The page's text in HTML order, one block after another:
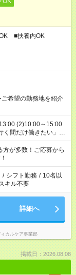
■扶養内OK
希望の勤務地を紹介
前中は働いて、午後
希望を教えてくださ
で週40時間を超える
方が多数！ご応募から
/ シフト勤務 / 10名以
キル不要
詳細へ
カルケア事業部
掲載日：2026.08.08